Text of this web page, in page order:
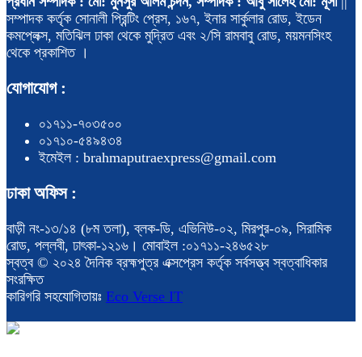
সম্পাদক কর্তৃক সোনালী প্রিন্টিং প্রেস, ১৬৭, ইনার সার্কুলার রোড, ইডেন
কমপ্লেক্স, মতিঝিল ঢাকা থেকে মুদ্রিত এবং ২/সি রামবাবু রোড, ময়মনসিংহ
থেকে প্রকাশিত ।
যোগাযোগ :
০১৭১১-৭০৩৫০০
০১৭১০-৫৪৯৪৩৪
ইমেইল : brahmaputraexpress@gmail.com
ঢাকা অফিস :
বাড়ী নং-১৩/১৪ (৮ম তলা), ব্লক-ডি, এভিনিউ-০২, মিরপুর-০৯, সিরামিক
রোড, পল্লবী, ঢাৎকা-১২১৬। মোবাইল :০১৭১১-২৪৬৫২৮
স্বত্ব © ২০২৪ দৈনিক ব্রহ্মপুত্র এক্সপ্রেস কর্তৃক সর্বসত্ত্ব স্বত্বাধিকার
সংরক্ষিত
কারিগরি সহযোগিতায়ঃ Eco Verse IT